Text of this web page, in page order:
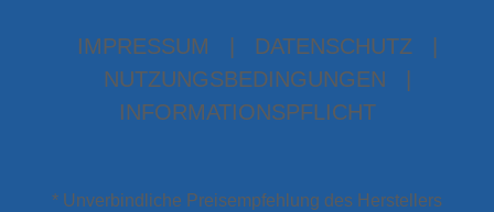
IMPRESSUM DATENSCHUTZ
NUTZUNGSBEDINGUNGEN
INFORMATIONSPFLICHT
* Unverbindliche Preisempfehlung des Herstellers